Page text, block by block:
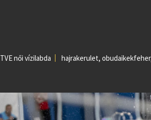
TVE női vízilabda hajrakerulet, obudaikekfeher